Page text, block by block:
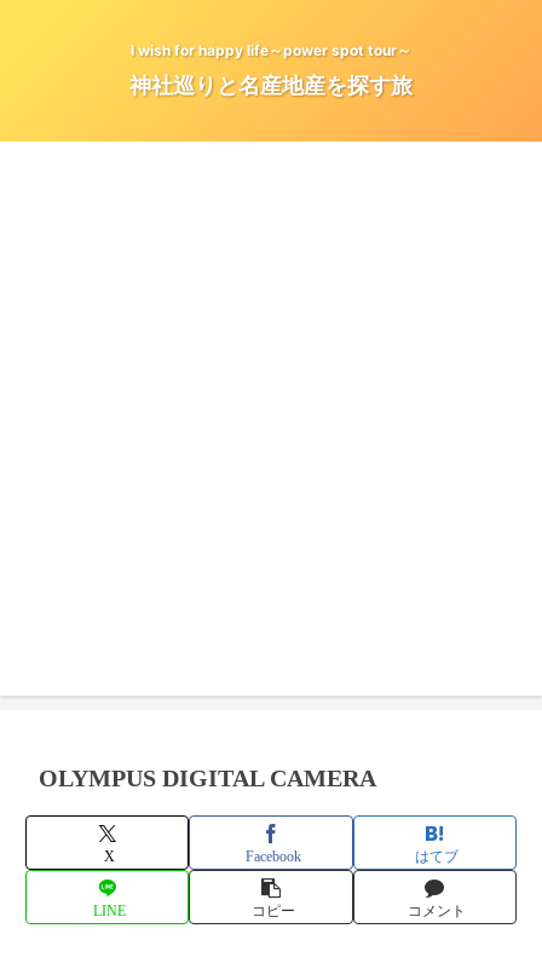
I wish for happy life～power spot tour～
神社巡りと名産地産を探す旅
OLYMPUS DIGITAL CAMERA
X Facebook はてブ
LINE コピー コメント